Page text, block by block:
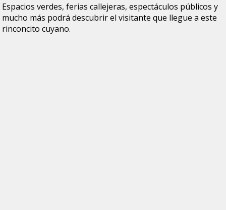
Espacios verdes, ferias callejeras, espectáculos públicos y
mucho más podrá descubrir el visitante que llegue a este
rinconcito cuyano.